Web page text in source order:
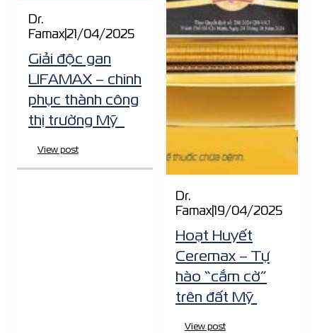
Dr.
Famax|21/04/2025
Giải độc gan
LIFAMAX – chinh
phục thành công
thị trường Mỹ
View post
Dr.
Famax|19/04/2025
Hoạt Huyết
Ceremax – Tự
hào “cắm cờ”
trên đất Mỹ
View post